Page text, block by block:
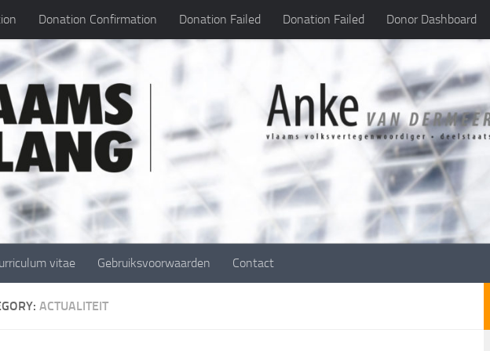
Donation Confirmation Donation Failed Donation Failed Donor Dashboard
vitae Gebruiksvoorwaarden Contact
ACTUALITEIT